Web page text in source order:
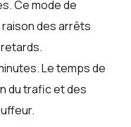
Ce mode de
des arrêts
Le temps de
du trafic et des